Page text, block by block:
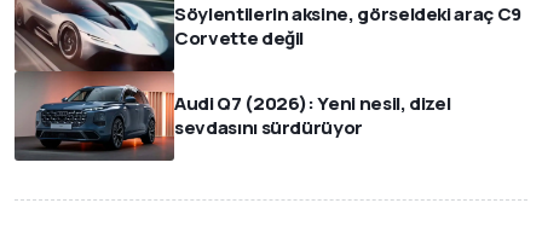
Söylentilerin aksine, görseldeki araç C9
Corvette değil
Audi Q7 (2026): Yeni nesil, dizel
sevdasını sürdürüyor